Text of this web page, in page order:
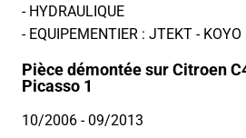
- HYDRAULIQUE
- EQUIPEMENTIER : JTEKT - KOYO
Pièce démontée sur Citroen
Picasso 1
10/2006- 09/2013